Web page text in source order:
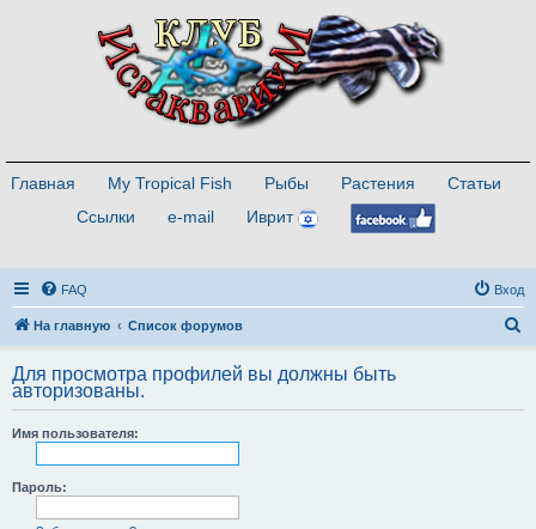
Главная My Tropical Fish Рыбы Растения
Статьи
Ссылки
e-mail Иврит
FAQ Вход
На главную Список форумов
с
Для просмотра профилей вы должны быть
авторизованы.
Имя пользователя:
Пароль: